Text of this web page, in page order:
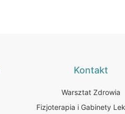
Kontakt
Warsztat Zdrowia
Fizjoterapia i Gabinety